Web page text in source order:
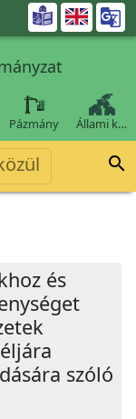

Pázmány Állami k…

és
szóló